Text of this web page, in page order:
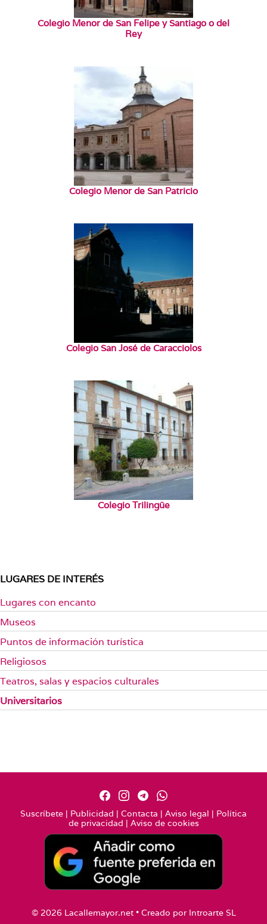
Colegio Menor de San Felipe y Santiago o del
Rey
Colegio Menor de San Patricio
Colegio San José de Caracciolos
Colegio Trilingüe
LUGARES DE INTERÉS
Lugares con encanto
Museos
Puntos de información turística
Religiosos
Teatros, salas y espacios culturales
Universitarios
Suscríbete | Publicidad | Contacta | Aviso legal | Política
de privacidad | Aviso de cookies
© 2026 Lacallemayor.net • Creado por Introarte SL